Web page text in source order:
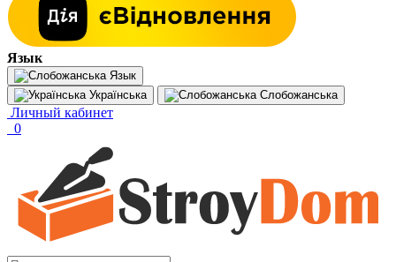
Язык
Язык
Українська
Слобожанська
Личный кабинет
0